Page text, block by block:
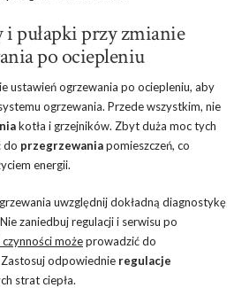
i pułapki przy zmianie
po ociepleniu
ustawień ogrzewania po ociepleniu, aby
ogrzewania. Przede wszystkim, nie
kotła i grzejników. Zbyt duża moc tych
do przegrzewaniapomieszczeń, co
energii.
uwzględnij dokładną diagnostykę
zaniedbuj regulacji i serwisu po
możeprowadzić do
odpowiednie regulacje
strat ciepła.